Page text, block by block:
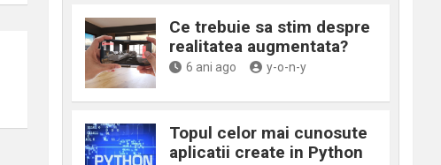
Ce trebuie sa stim despre
realitatea augmentata?
6 ani ago y-o-n-y
Topul celor mai cunosute
aplicatii create in Python